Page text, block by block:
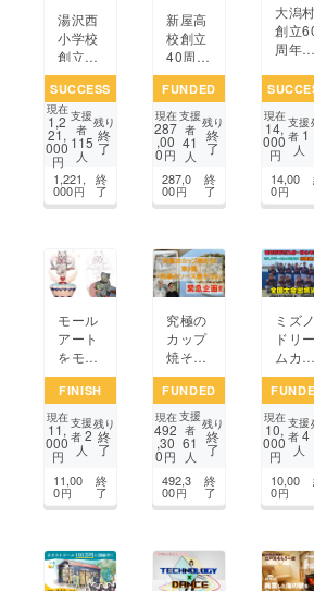
湯沢西
小学校
創立15
0周
年 〜
そして
次の15
0年
へ 〜
SUCCESS
現在
1,2
21,
000
円
支援
者
115
人
残り
終
了
1,221,
000円
終
了
新屋高
校創立
40周年
に併せ
て、さ
らに学
びやす
い学校
環境整
備へ支
援した
FUNDED
現在
287
,00
0円
支援
者
41
人
残り
終
了
287,0
00円
終
了
大潟村
創立
周年を
祝い
発信
たい!
現在
14,
000
円
支援
者1
人
14,00
0円
モール
アート
をモデ
ルにし
た3D
陶器小
物入れ
制作プ
ロジェ
クト
FINISH
現在
11,
000
円
支援
者2
人
残り
終
了
11,00
0円
終
了
究極の
カップ
焼そ
ば 第
3弾！
究極
のソー
ス焼そ
ば０
（ゼ
ロ）
帰！
FUNDED
現在
492
,30
0円
支援
者
61
人
残り
終
了
492,3
00円
終
了
ミズノ
ドリー
ムカッ
プ202
4 秋田
県代
表、
国大
挑戦！
現在
10,
000
円
支援
者4
人
10,00
0円